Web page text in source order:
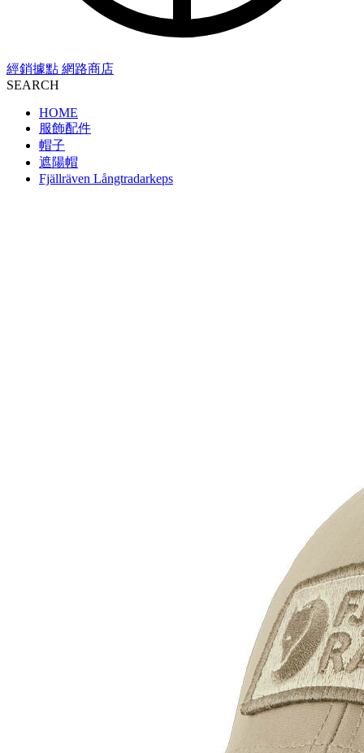
經銷據點 網路商店
SEARCH
HOME
服飾配件
帽子
遮陽帽
Fjällräven Långtradarkeps